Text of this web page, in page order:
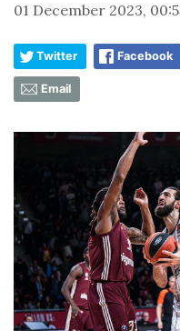
01 December 2023,
Twitter Facebook
Email